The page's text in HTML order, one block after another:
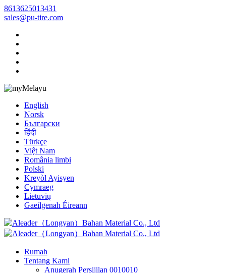
8613625013431
sales@pu-tire.com
Melayu
English
Norsk
Български
हिंदी
Türkçe
Việt Nam
România limbi
Polski
Kreyòl Ayisyen
Cymraeg
Lietuvių
Gaeilgenah Éireann
Rumah
Tentang Kami
Anugerah Persijilan 0010010